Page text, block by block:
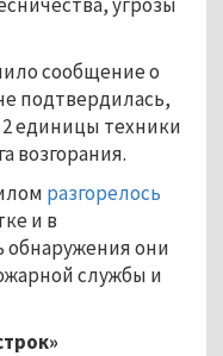
сообщение о
подтвердилась,
единицы техники
возгорания.
разгорелось
и в
обнаружения они
службы и